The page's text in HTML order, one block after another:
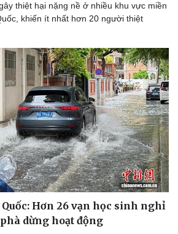
thiệt hại nặng nề ở nhiều khu vực miền
khiến ít nhất hơn 20 người thiệt
Hơn 26 vạn học sinh nghỉ
dừng hoạt động